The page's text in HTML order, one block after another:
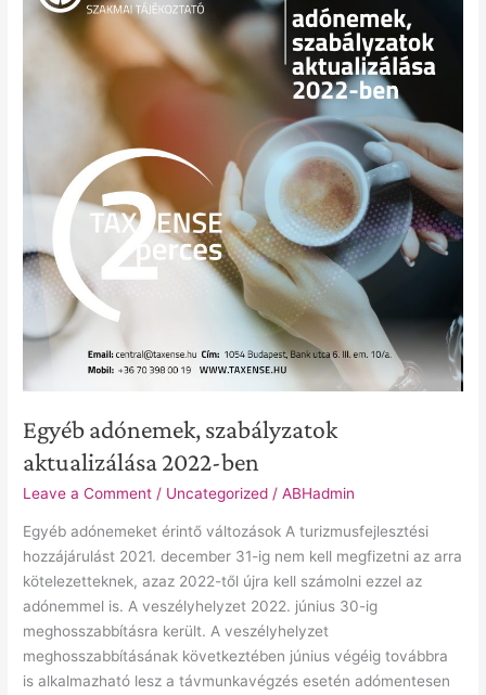
Egyéb adónemek, szabályzatok
aktualizálása 2022-ben
Leave a Comment / Uncategorized /ABHadmin
Egyéb adónemeket érintő változások A turizmusfejlesztési
hozzájárulást 2021. december 31-ig nem kell megfizetni az arra
kötelezetteknek, azaz 2022-től újra kell számolni ezzel az
adónemmel is. A veszélyhelyzet 2022. június 30-ig
meghosszabbításra került. A veszélyhelyzet
meghosszabbításának következtében június végéig továbbra
is alkalmazható lesz a távmunkavégzés esetén adómentesen
szabályzatok
aktualizálása